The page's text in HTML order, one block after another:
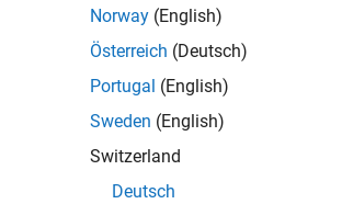
Norway (English)
Österreich (Deutsch)
Portugal (English)
Sweden (English)
Switzerland
Deutsch